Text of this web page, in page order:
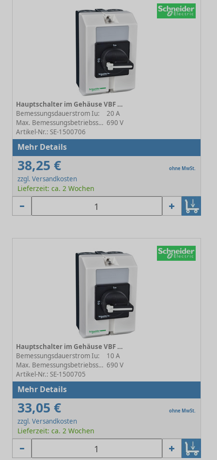
Hauptschalter im Gehäuse VBF VBF0GE
Bemessungsdauerstrom Iu:
20 A
Max. Bemessungsbetriebsspannung Ue bei AC: 690 V
Artikel-Nr.: SE-1500706
Mehr Details
38,25 € ohne MwSt.
zzgl. Versandkosten
Lieferzeit: ca. 2 Wochen
Hauptschalter im Gehäuse VBF VBF02GE
Bemessungsdauerstrom Iu:
10 A
Max. Bemessungsbetriebsspannung Ue bei AC: 690 V
Artikel-Nr.: SE-1500705
Mehr Details
33,05 € ohne MwSt.
zzgl. Versandkosten
Lieferzeit: ca. 2 Wochen